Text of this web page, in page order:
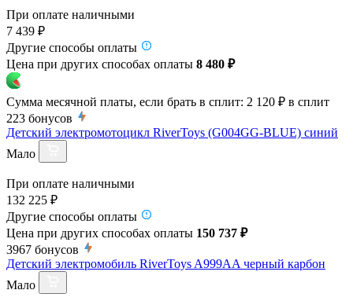
При оплате наличными
7 439 ₽
Другие способы оплаты
Цена при других способах оплаты 8 480 ₽
Сумма месячной платы, если брать в сплит: 2 120 ₽ в сплит
223 бонусов
Детский электромотоцикл RiverToys (G004GG-BLUE) синий
Мало
При оплате наличными
132 225 ₽
Другие способы оплаты
Цена при других способах оплаты 150 737 ₽
3967 бонусов
Детский электромобиль RiverToys A999AA черный карбон
Мало